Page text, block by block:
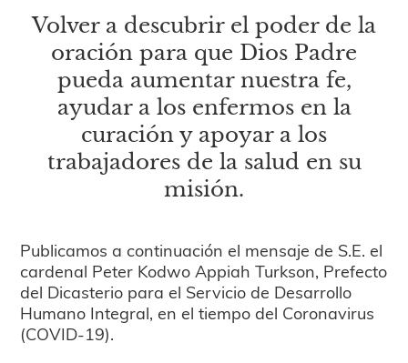
Volver a descubrir el poder de la
oración para que Dios Padre
pueda aumentar nuestra fe,
ayudar a los enfermos en la
curación y apoyar a los
trabajadores de la salud en su
misión.
Publicamos a continuación el mensaje de S.E. el
cardenal Peter Kodwo Appiah Turkson, Prefecto
del Dicasterio para el Servicio de Desarrollo
Humano Integral, en el tiempo del Coronavirus
(COVID-19).